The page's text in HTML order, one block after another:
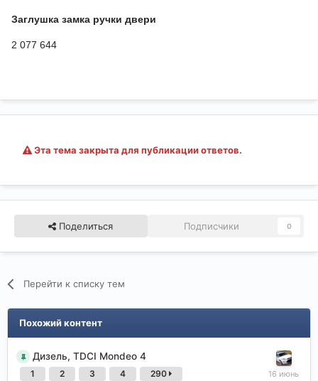
Заглушка замка ручки двери
2 077 644
Эта тема закрыта для публикации ответов.
Поделиться Подписчики 0
Перейти к списку тем
Похожий контент
Дизель, TDCI Mondeo 4
1 2 3 4 290